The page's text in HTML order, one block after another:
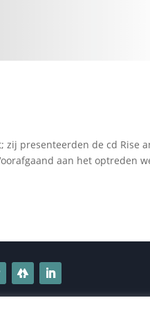
zij presenteerden de cd Rise
aan het optreden